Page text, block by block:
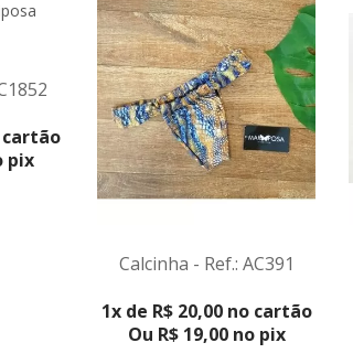
cartão
pix
Calcinha - Ref.: AC391
1x de R$ 20,00 no cartão
Ou R$ 19,00 no pix